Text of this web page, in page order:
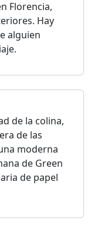
Florencia,
Hay
alguien
de la colina,
de las
moderna
de Green
de papel